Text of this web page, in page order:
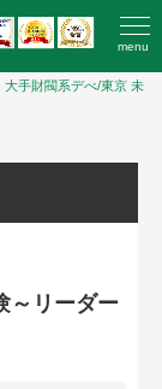
menu
大手財閥系デべ/東京 未
～リーダー